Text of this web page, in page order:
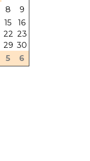
8
9
15
16
22 23
29 30
5 6